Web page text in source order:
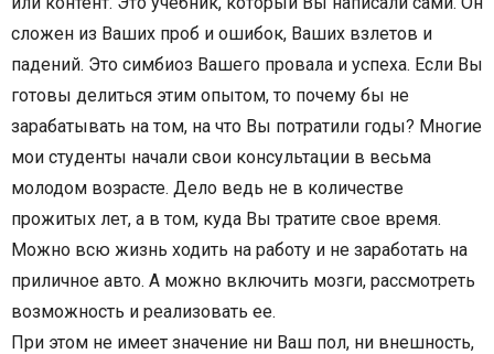
сложен из Ваших проб и ошибок, Ваших взлетов и
падений. Это симбиоз Вашего провала и успеха. Если Вы
готовы делиться этим опытом, то почему бы не
зарабатывать на том, на что Вы потратили годы? Многие
мои студенты начали свои консультации в весьма
молодом возрасте. Дело ведь не в количестве
прожитых лет, а в том, куда Вы тратите свое время.
Можно всю жизнь ходить на работу и не заработать на
приличное авто. А можно включить мозги, рассмотреть
возможность и реализовать ее.
При этом не имеет значение ни Ваш пол, ни внешность,